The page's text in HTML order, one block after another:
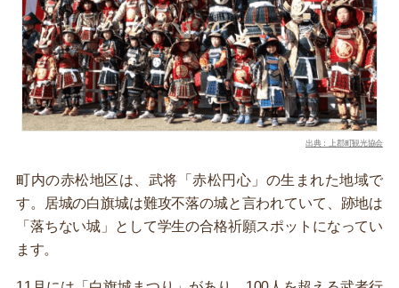
出典：上郡町観光協会
町内の赤松地区は、武将「赤松円心」の生まれた地域で
す。居城の白旗城は難攻不落の城と言われていて、跡地は
「落ちない城」として学生の合格祈願スポットになってい
ます。